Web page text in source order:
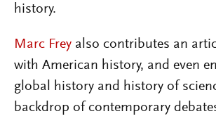
history.
Marc Frey also contributes an
with American history, and even
global history and history of
backdrop of contemporary